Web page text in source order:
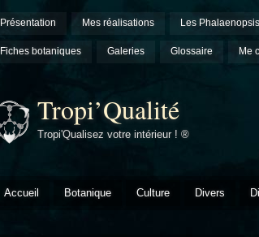
Présentation Mes réalisations Les Phalaenopsis
Fiches botaniques Galeries Glossaire Me
Tropi’Qualité
Tropi'Qualisez votre intérieur ! ®
Accueil Botanique Culture Divers